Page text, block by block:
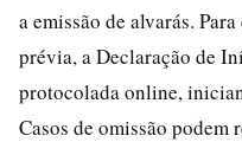
a emissão de alvarás.
prévia, a Declaração de
protocolada online,
Casos de omissão podem